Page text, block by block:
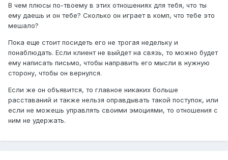
В чем плюсы по-твоему в этих отношениях для тебя, что ты
ему даешь и он тебе? Сколько он играет в комп, что тебе это
мешало?
Пока еще стоит посидеть его не трогая недельку и
понаблюдать. Если клиент не выйдет на связь, то можно будет
ему написать письмо, чтобы направить его мысли в нужную
сторону, чтобы он вернулся.
Если же он объявится, то главное никаких больше
расставаний и также нельзя оправдывать такой поступок, или
если не можешь управлять своими эмоциями, то отношения с
ним не удержать.